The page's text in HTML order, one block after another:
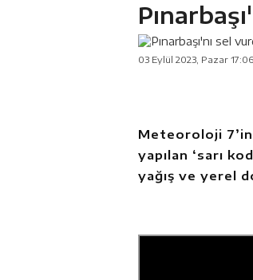
03 Eylül 2023, Pazar 17:06
Meteoroloji
yapılan ‘sarı
yağış ve yerel